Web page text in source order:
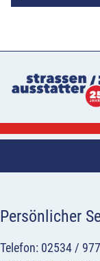
Persönlicher
Telefon: 02534 /